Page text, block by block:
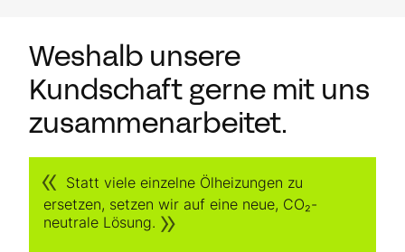
Weshalb unsere
Kundschaft gerne mit uns
zusammenarbeitet.
Statt viele einzelne Ölheizungen zu
ersetzen, setzen wir auf eine neue, CO₂-
neutrale Lösung.